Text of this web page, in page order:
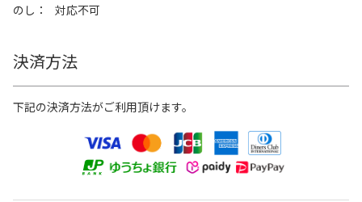
のし
対応不可
決済方法
下記の決済方法がご利用頂けます。